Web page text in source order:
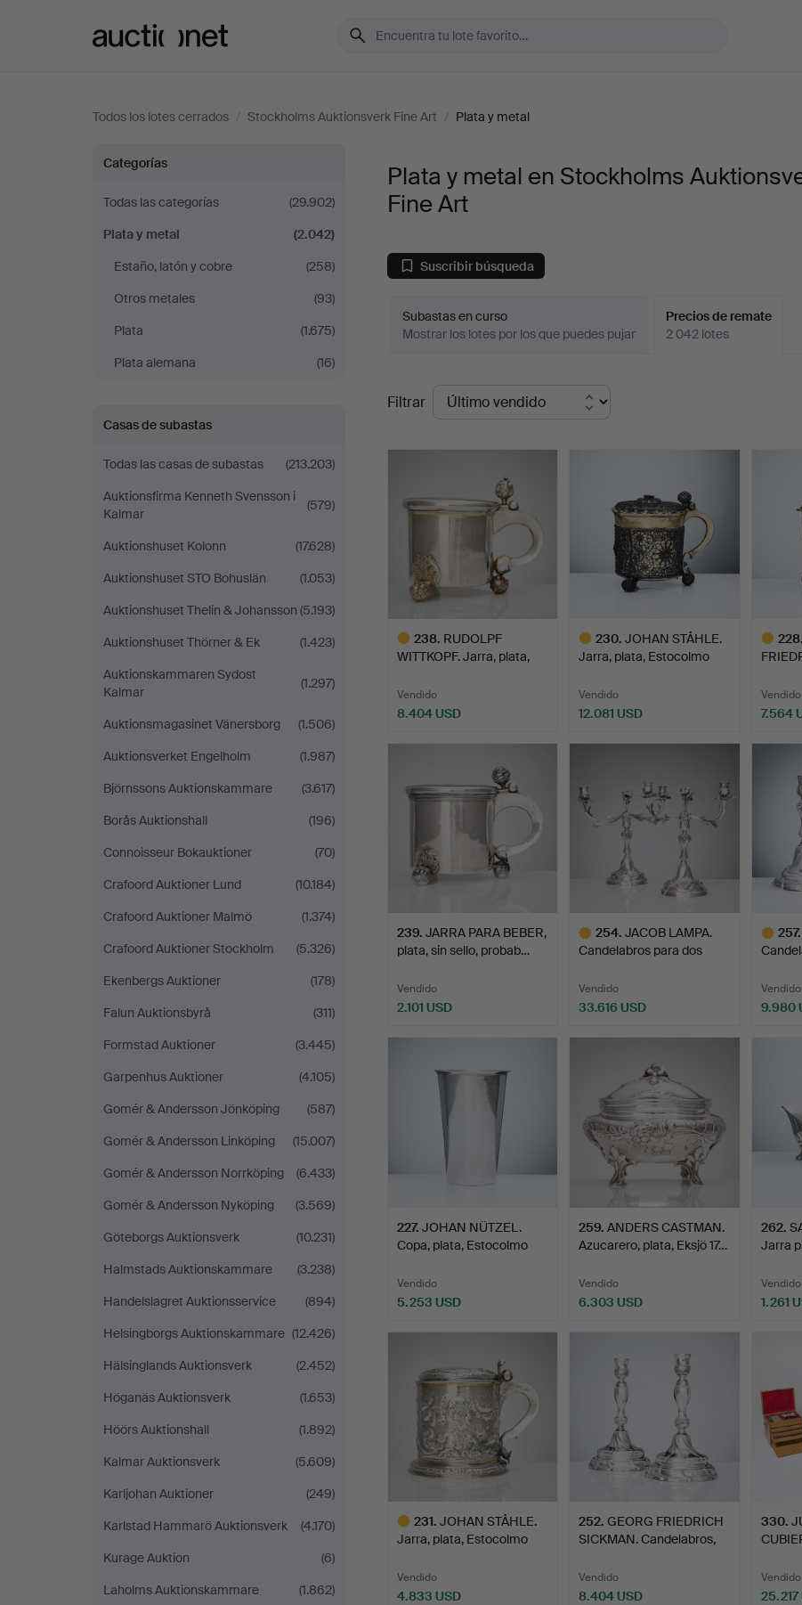
Todos los lotes cerrados / Stockholms Auktionsverk Fine Art / Plata y metal
Plata
y
metal
en
Stockholms
Auktionsverk
Fine
Art
Categorías
Todas las categorías
(29.902)
Plata y metal
(2.042)
Estaño, latón y cobre
(258)
Otros metales
(93)
Plata
(1.675)
Plata alemana
(16)
Casas de subastas
Todas las casas de subastas
(213.203)
Auktionsfirma Kenneth Svensson i
Kalmar
(579)
Auktionshuset Kolonn
(17.628)
Auktionshuset STO Bohuslän
(1.053)
Auktionshuset Thelin & Johansson (5.193)
Auktionshuset Thörner & Ek
(1.423)
Auktionskammaren Sydost
Kalmar
(1.297)
Auktionsmagasinet Vänersborg
(1.506)
Auktionsverket Engelholm
(1.987)
Björnssons Auktionskammare
(3.617)
Borås Auktionshall
(196)
Connoisseur Bokauktioner
(70)
Crafoord Auktioner Lund
(10.184)
Crafoord Auktioner Malmö
(1.374)
Crafoord Auktioner Stockholm
(5.326)
Ekenbergs Auktioner
(178)
Falun Auktionsbyrå
(311)
Formstad Auktioner
(3.445)
Garpenhus Auktioner
(4.105)
Gomér & Andersson Jönköping
(587)
Gomér & Andersson Linköping
(15.007)
Gomér & Andersson Norrköping
(6.433)
Gomér & Andersson Nyköping
(3.569)
Göteborgs Auktionsverk
(10.231)
Halmstads Auktionskammare
(3.238)
Handelslagret Auktionsservice
(894)
Helsingborgs Auktionskammare (12.426)
Hälsinglands Auktionsverk
(2.452)
Höganäs Auktionsverk
(1.653)
Höörs Auktionshall
(1.892)
Kalmar Auktionsverk
(5.609)
Karljohan Auktioner
(249)
Karlstad Hammarö Auktionsverk
(4.170)
Kurage Auktion
(6)
Laholms Auktionskammare
(1.862)
Plata y metal en Stockholms
Fine Art
Suscribir búsqueda
Subastas en curso
Mostrar los lotes por los que puedes pujar
Precios de remate
2 042 lotes
Precios
de
remate
Filtrar
238. RUDOLPF
WITTKOPF. Jarra, plata,
Vendido
8.404 USD
230. JOHAN STÅHLE.
Jarra, plata, Estocolmo
Vendido
12.081 USD
228.
Vendido
7.564
239. JARRA PARA BEBER,
plata, sin sello, probab…
Vendido
2.101 USD
254. JACOB LAMPA.
Candelabros para dos
Vendido
33.616 USD
257.
Vendido
9.980
227. JOHAN NÜTZEL.
Copa, plata, Estocolmo
Vendido
5.253 USD
259. ANDERS CASTMAN.
Azucarero, plata, Eksjö 17…
Vendido
6.303 USD
262.
Jarra
Vendido
1.261
231. JOHAN STÅHLE.
Jarra, plata, Estocolmo
Vendido
4.833 USD
252. GEORG FRIEDRICH
SICKMAN. Candelabros,
Vendido
8.404 USD
330.
Vendido
25.217